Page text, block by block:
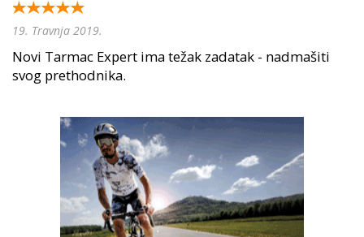
19. Travnja 2019.
Novi Tarmac Expert ima težak zadatak - nadmašiti
svog prethodnika.